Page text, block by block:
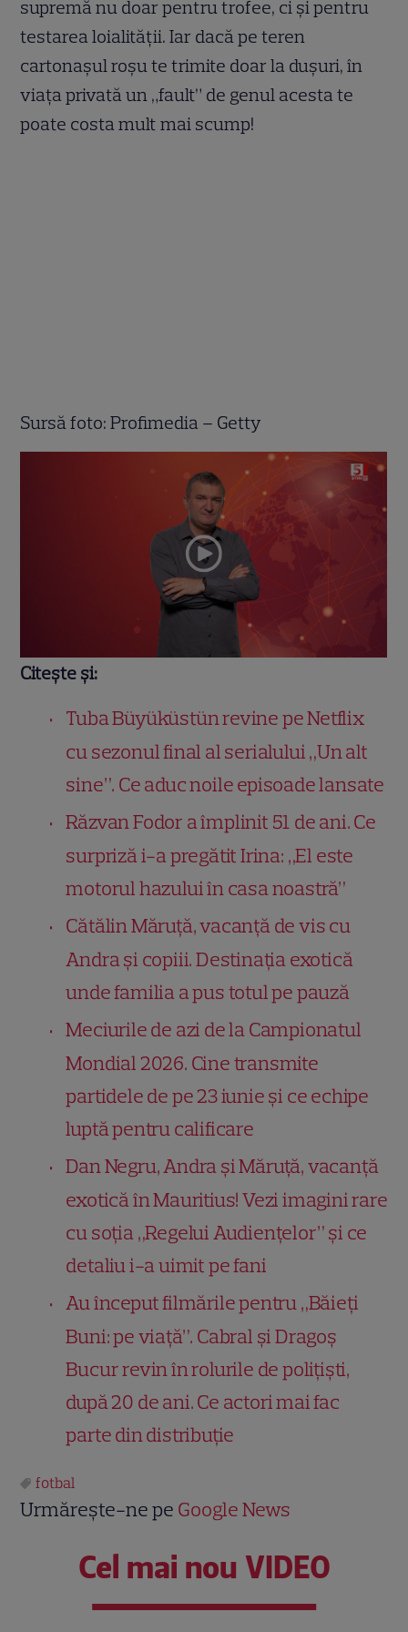
supremă nu doar pentru trofee, ci și pentru
testarea loialității. Iar dacă pe teren
cartonașul roșu te trimite doar la dușuri, în
viața privată un „fault” de genul acesta te
poate costa mult mai scump!
Sursă foto: Profimedia – Getty
Citește și:
Tuba Büyüküstün revine pe Netflix
cu sezonul final al serialului „Un alt
sine”. Ce aduc noile episoade lansate
Răzvan Fodor a împlinit 51 de ani. Ce
surpriză i-a pregătit Irina: „El este
motorul hazului în casa noastră”
Cătălin Măruță, vacanță de vis cu
Andra și copiii. Destinația exotică
unde familia a pus totul pe pauză
Meciurile de azi de la Campionatul
Mondial 2026. Cine transmite
partidele de pe 23 iunie și ce echipe
luptă pentru calificare
Dan Negru, Andra și Măruță, vacanță
exotică în Mauritius! Vezi imagini rare
cu soția „Regelui Audiențelor” și ce
detaliu i-a uimit pe fani
Au început filmările pentru „Băieți
Buni: pe viață”. Cabral și Dragoș
Bucur revin în rolurile de polițiști,
după 20 de ani. Ce actori mai fac
parte din distribuție
fotbal
Urmărește-ne pe Google News
Cel mai nou VIDEO